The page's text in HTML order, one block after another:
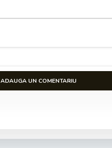
ADAUGA UN COMENTARIU